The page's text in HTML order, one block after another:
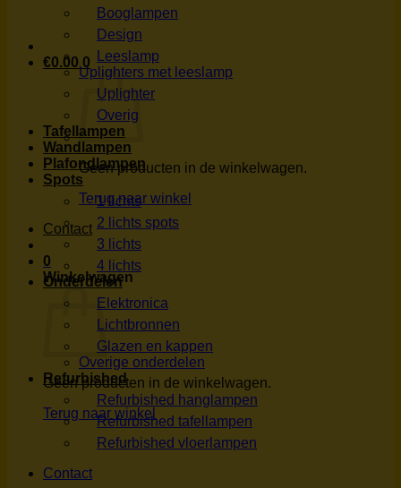
€0.00 0
Geen producten in de winkelwagen.
Terug naar winkel
Contact
0
Winkelwagen
Geen producten in de winkelwagen.
Terug naar winkel
Booglampen
Design
Leeslamp
Uplighters met leeslamp
Uplighter
Overig
Tafellampen
Wandlampen
Plafondlampen
Spots
1 lichts
2 lichts spots
3 lichts
4 lichts
Onderdelen
Elektronica
Lichtbronnen
Glazen en kappen
Overige onderdelen
Refurbished
Refurbished hanglampen
Refurbished tafellampen
Refurbished vloerlampen
Contact